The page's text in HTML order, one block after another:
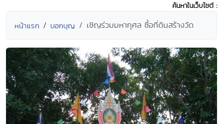
ค้นหาในเว็บไซต์ :
หน้าแรก บอกบุญ เชิญร่วมมหากุศล ซื้อที่ดินสร้างวัด